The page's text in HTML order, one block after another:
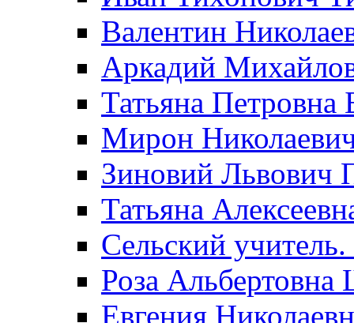
Валентин
Аркадий
Татьяна Петровна
Мирон
Зиновий Львович
Татьяна
Сельский
Роза
Евгения